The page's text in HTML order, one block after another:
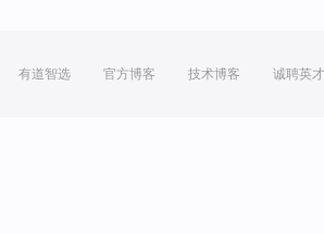
有道智选 官方博客 技术博客 诚聘英才